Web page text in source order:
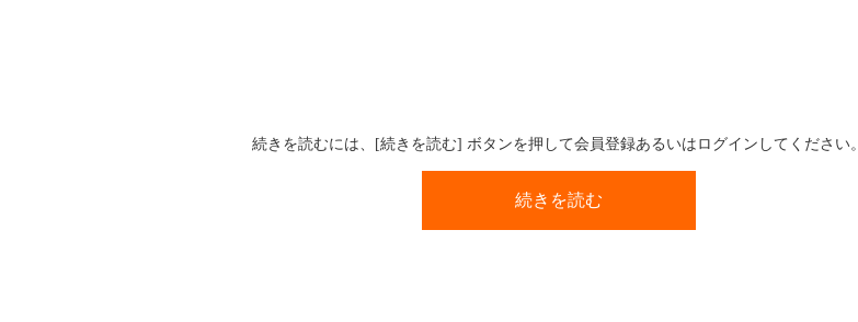
続きを読むには、[続きを読む] ボタンを押して会員登録あるいはログインしてください。
続きを読む